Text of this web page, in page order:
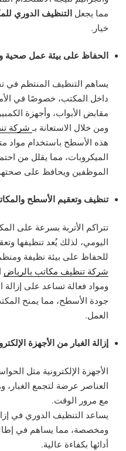
مما يجعل التنظيف الدوري
خيار.
الحفاظ على بيئة عمل صحية
يساهم التنظيف المنتظم في
داخل المكتب، خصوصًا في
مقابض الأبواب، وأجهزة
ومن خلال الاستعانة بـ شركة
هذه الأسطح باستخدام
الميكروبات، مما يقلل من
الموظفين ويحافظ على
تنظيف وتعقيم الأسطح
تتراكم الأتربة بسرعة على
اليومي، لذلك يُعد تنظيفها
للحفاظ على بيئة نظيفة
شركة تنظيف مكاتب بالرياض
ومواد فعالة تساعد على
جودة الأسطح، مما يمنح
العمل.
إزالة الغبار من الأجهزة
الأجهزة الإلكترونية مثل
العناصر عرضة لتجمع الغبار،
مع مرور الوقت.
يساعد التنظيف الدوري في
ومخصصة، مما يساهم في
أدائها بكفاءة عالية.